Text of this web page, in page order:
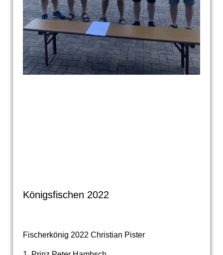
Königsfischen 2022
Fischerkönig 2022 Christian Pister